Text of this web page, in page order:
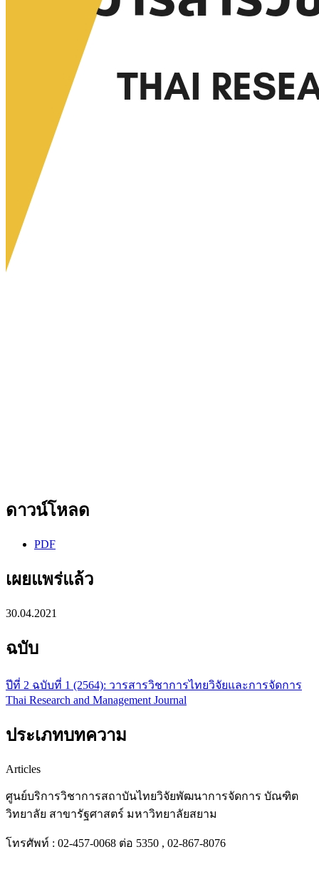
ดาวน์โหลด
PDF
เผยแพร่แล้ว
30.04.2021
ฉบับ
ปีที่ 2 ฉบับที่ 1 (2564): วารสารวิชาการไทยวิจัยและการจัดการ
Thai Research and Management Journal
ประเภทบทความ
Articles
ศูนย์บริการวิชาการสถาบันไทยวิจัยพัฒนาการจัดการ บัณฑิต
วิทยาลัย สาขารัฐศาสตร์ มหาวิทยาลัยสยาม
โทรศัพท์ : 02-457-0068 ต่อ 5350 , 02-867-8076